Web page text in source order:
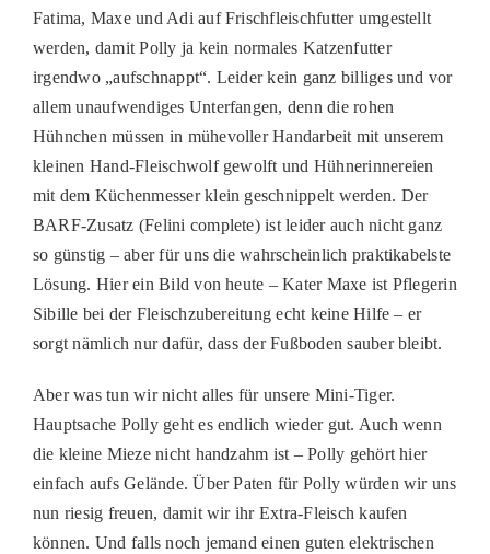
Fatima, Maxe und Adi auf Frischfleischfutter umgestellt
werden, damit Polly ja kein normales Katzenfutter
irgendwo „aufschnappt“. Leider kein ganz billiges und vor
allem unaufwendiges Unterfangen, denn die rohen
Hühnchen müssen in mühevoller Handarbeit mit unserem
kleinen Hand-Fleischwolf gewolft und Hühnerinnereien
mit dem Küchenmesser klein geschnippelt werden. Der
BARF-Zusatz (Felini complete) ist leider auch nicht ganz
so günstig – aber für uns die wahrscheinlich praktikabelste
Lösung. Hier ein Bild von heute – Kater Maxe ist Pflegerin
Sibille bei der Fleischzubereitung echt keine Hilfe – er
sorgt nämlich nur dafür, dass der Fußboden sauber bleibt.
Aber was tun wir nicht alles für unsere Mini-Tiger.
Hauptsache Polly geht es endlich wieder gut. Auch wenn
die kleine Mieze nicht handzahm ist – Polly gehört hier
einfach aufs Gelände. Über Paten für Polly würden wir uns
nun riesig freuen, damit wir ihr Extra-Fleisch kaufen
können. Und falls noch jemand einen guten elektrischen